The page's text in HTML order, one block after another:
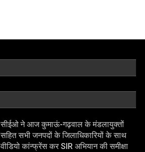
सीईओ ने आज कुमाऊं-गढ़वाल के मंडलायुक्तों
सहित सभी जनपदों के जिलाधिकारियों के साथ
वीडियो कांन्फ्रेंस कर SIR अभियान की समीक्षा